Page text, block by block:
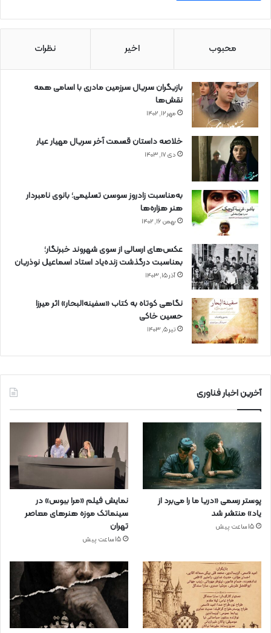
محبوب اخیر نظرات
بازیگران سریال سرزمین مادری با اسامی همه
نقش‌ها
مهر ۱۲, ۱۴۰۲
خلاصه داستان قسمت آخر سریال مهیار عیار
دی ۱۷, ۱۴۰۳
به‌مناسبت زادروز سوسن تسلیمی؛ بانوی نامبردار
هنر هزاره‌ها
بهمن ۱۶, ۱۴۰۲
عکس‌های ارسالی از سوی شهروند خبرنگار؛
بمناسبت درگذشت زنده‌یاد استاد اسماعیل نوذریان
آذر ۱۵, ۱۴۰۳
نگاهی کوتاه به کتاب «سفینه‌البحار» اثر میرزا
حسین خاکی
تیر ۵, ۱۴۰۳
آخرین اخبار فناوری
پوستر رسمی «دریا ما را می‌برد از
یاد» منتشر شد
15 ساعت پیش
نمایش فیلم «مرا ببوس» در
سینماتک موزه هنرهای معاصر
تهران
15 ساعت پیش